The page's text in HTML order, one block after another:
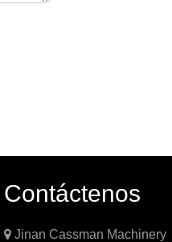
Contáctenos
 Jinan Cassman Machinery